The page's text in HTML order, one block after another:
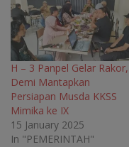
H – 3 Panpel Gelar Rakor,
Demi Mantapkan
Persiapan Musda KKSS
Mimika ke IX
15 January 2025
In "PEMERINTAH"